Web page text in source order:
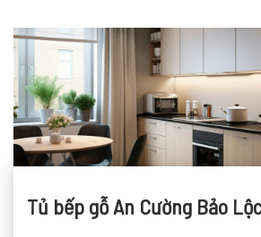
Tủ bếp gỗ An Cường Bảo